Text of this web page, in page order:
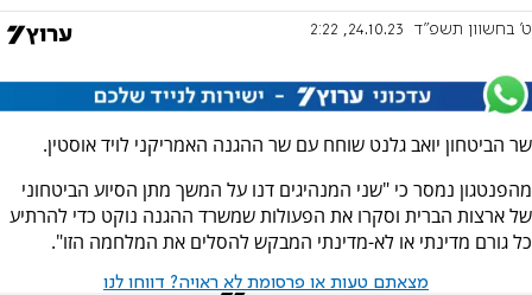
ט' בחשוון תשפ"ד 24.10.23, 2:22
שר הביטחון יואב גלנט שוחח עם שר ההגנה האמריקני לויד אוסטין.
מהפנטגון נמסר כי "שני המנהיגים דנו על המשך מתן הסיוע הביטחוני
של ארצות הברית וסקרו את הפעולות שמשרד ההגנה נוקט כדי להרתיע
כל גורם מדינתי או לא-מדינתי המבקש להסלים את המלחמה הזו".
מצאתם טעות או פרסומת לא ראויה? דווחו לנו